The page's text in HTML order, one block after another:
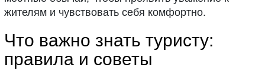
жителям и чувствовать себя комфортно.
Что важно знать туристу:
правила и советы